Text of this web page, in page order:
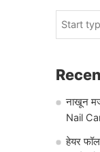
नाखून
Nail
हेयर